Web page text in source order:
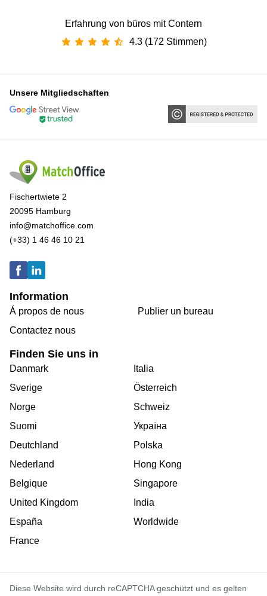
Erfahrung von büros mit Contern
4.3 (172 Stimmen)
Unsere Mitgliedschaften
Fischertwiete 2
20095 Hamburg
info@matchoffice.com
(+33) 1 46 46 10 21
Information
Á propos de nous
Contactez nous
Publier un bureau
Finden Sie uns in
Danmark
Sverige
Norge
Suomi
Deutchland
Nederland
Belgique
United Kingdom
España
France
Italia
Österreich
Schweiz
Україна
Polska
Hong Kong
Singapore
India
Worldwide
Diese Website wird durch reCAPTCHA geschützt und es gelten